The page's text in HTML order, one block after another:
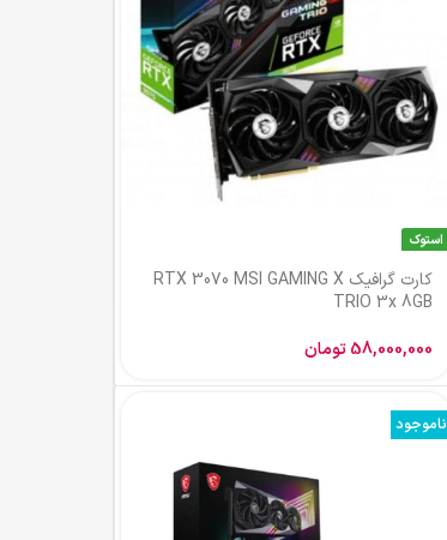
استوک
کارت گرافیک RTX 3070 MSI GAMING X
TRIO 3x 8GB
58,000,000تومان
ناموجود